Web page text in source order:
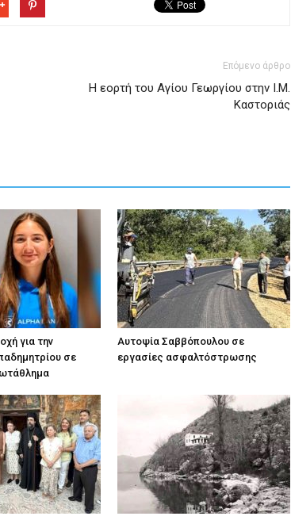
Επόμενο άρθρο
Η εορτή του Αγίου Γεωργίου στην Ι.Μ.
Καστοριάς
για την
σε
Αυτοψία Σαββόπουλου σε
εργασίες ασφαλτόστρωσης